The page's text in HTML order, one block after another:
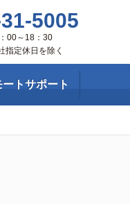
5005
00～18：30
指定休日を除く
ートサポート